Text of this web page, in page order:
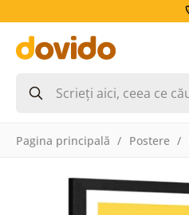
Pagina principală Postere